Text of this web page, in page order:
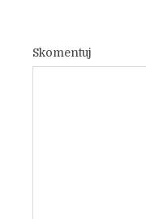
Skomentuj